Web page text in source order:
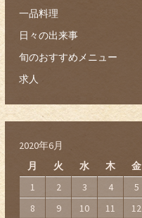
一品料理
日々の出来事
旬のおすすめメニュー
求人
2020年6月
月
火 水 木 金
1 2 3 4 5
8
9 10 11 12